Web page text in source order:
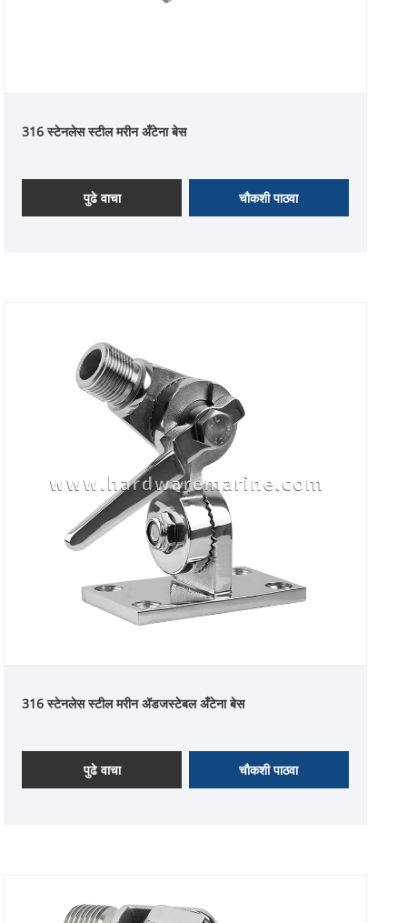
316 स्टेनलेस स्टील मरीन अँटेना बेस
पुढे वाचा चौकशी पाठवा
316 स्टेनलेस स्टील मरीन ॲडजस्टेबल अँटेना बेस
पुढे वाचा चौकशी पाठवा